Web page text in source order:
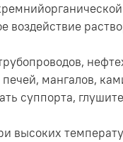
воздействие
мангалов,
суппорта,
высоких